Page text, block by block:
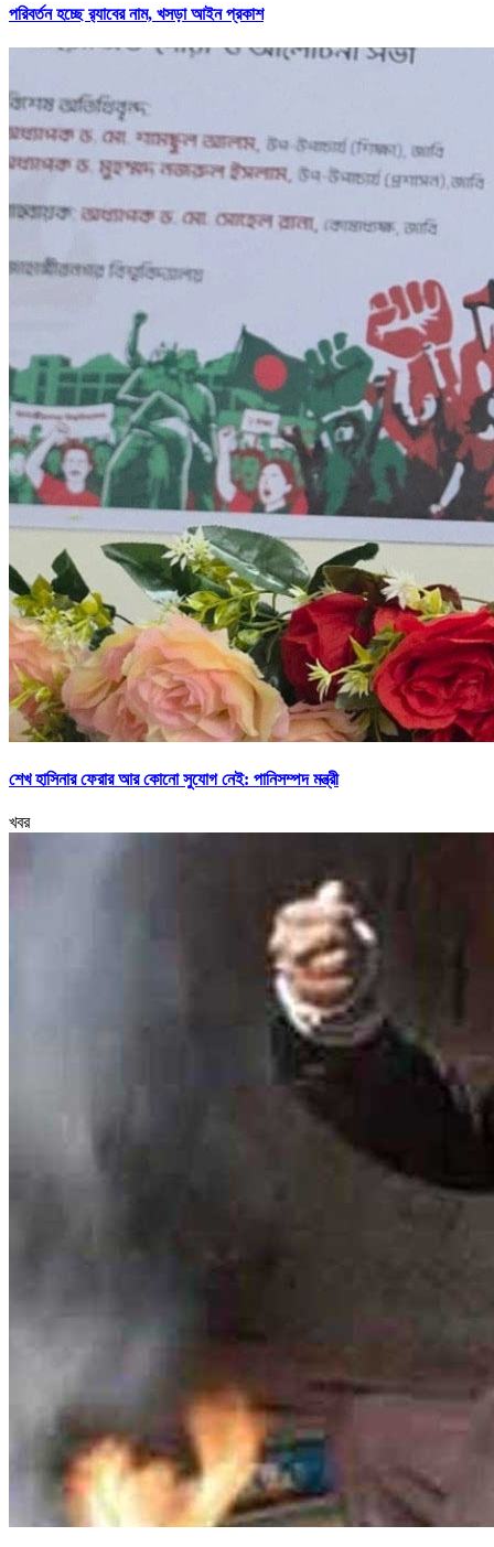
পরিবর্তন হচ্ছে র‌্যাবের নাম, খসড়া আইন প্রকাশ
শেখ হাসিনার ফেরার আর কোনো সুযোগ নেই: পানিসম্পদ মন্ত্রী
খবর